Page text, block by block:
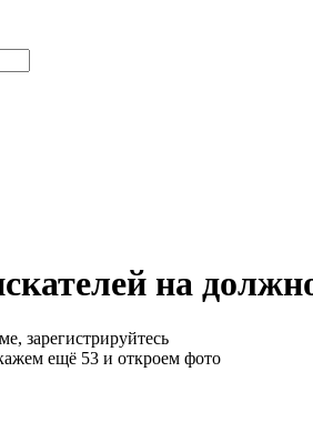
на
зарегистрируйтесь
ещё 53 и откроем фото